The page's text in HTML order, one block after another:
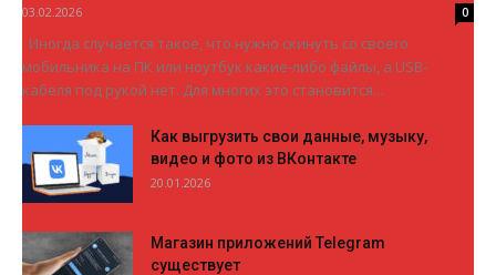
03.02.2026 0
Иногда случается такое, что нужно скинуть со своего
мобильника на ПК или ноутбук какие-либо файлы, а USB-
кабеля под рукой нет. Для многих это становится...
Как выгрузить свои данные, музыку,
видео и фото из ВКонтакте
20.01.2026
Магазин приложений Telegram
существует